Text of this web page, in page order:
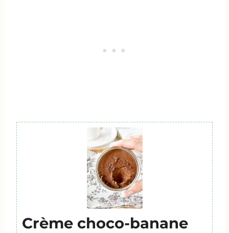
Crème choco-banane